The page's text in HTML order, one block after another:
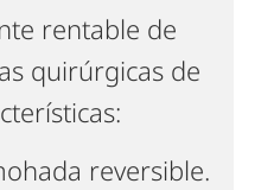
rentable de
quirúrgicas de
reversible.